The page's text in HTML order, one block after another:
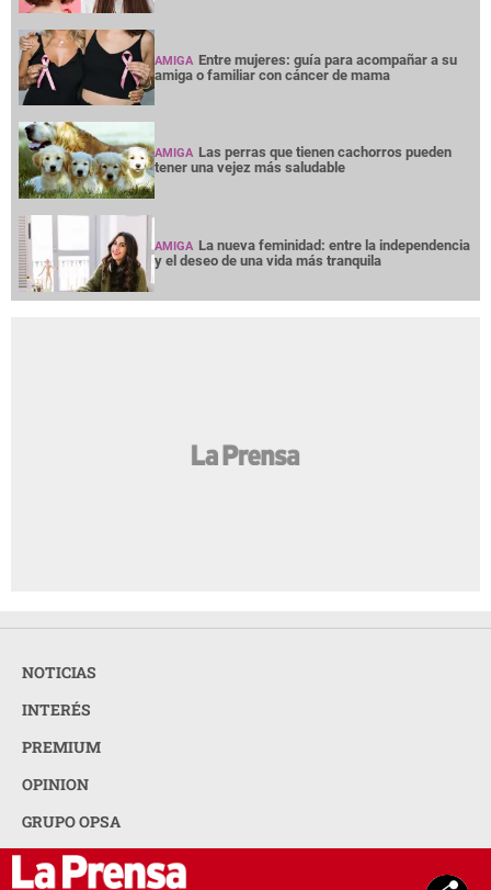
AMIGA Entre mujeres: guía para acompañar a su
amiga o familiar con cáncer de mama
AMIGA Las perras que tienen cachorros pueden
tener una vejez más saludable
AMIGA La nueva feminidad: entre la independencia
y el deseo de una vida más tranquila
NOTICIAS
INTERÉS
PREMIUM
OPINION
GRUPO OPSA